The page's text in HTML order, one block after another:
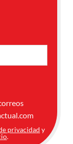
privacidad y
.